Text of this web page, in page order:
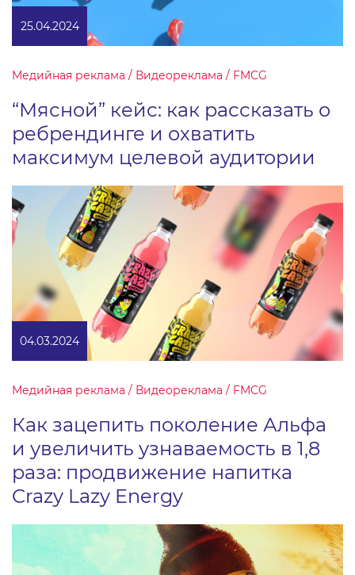
25.04.2024
Медийная реклама / Видеореклама / FMCG
“Мясной” кейс: как рассказать о
ребрендинге и охватить
максимум целевой аудитории
04.03.2024
Медийная реклама / Видеореклама / FMCG
Как зацепить поколение Альфа
и увеличить узнаваемость в 1,8
раза: продвижение напитка
Crazy Lazy Energy